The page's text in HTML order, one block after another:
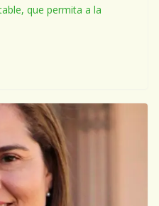
que permita a la